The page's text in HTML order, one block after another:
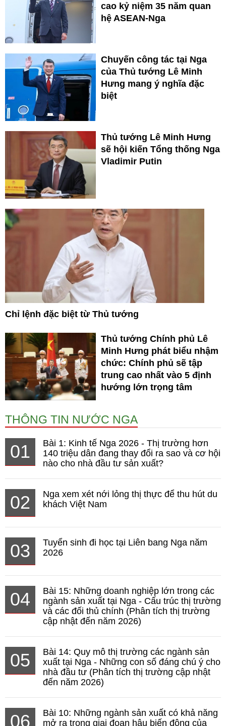
cao kỷ niệm 35 năm quan
hệ ASEAN-Nga
Chuyến công tác tại Nga
của Thủ tướng Lê Minh
Hưng mang ý nghĩa đặc
biệt
Thủ tướng Lê Minh Hưng
sẽ hội kiến Tổng thống Nga
Vladimir Putin
Chỉ lệnh đặc biệt từ Thủ tướng
Thủ tướng Chính phủ Lê
Minh Hưng phát biểu nhậm
chức: Chính phủ sẽ tập
trung cao nhất vào 5 định
hướng lớn trọng tâm
THÔNG TIN NƯỚC NGA
01
Bài 1: Kinh tế Nga 2026 - Thị trường hơn
140 triệu dân đang thay đổi ra sao và cơ hội
nào cho nhà đầu tư sản xuất?
02
Nga xem xét nới lỏng thị thực để thu hút du
khách Việt Nam
03
Tuyển sinh đi học tại Liên bang Nga năm
2026
04
Bài 15: Những doanh nghiệp lớn trong các
ngành sản xuất tại Nga - Cấu trúc thị trường
và các đối thủ chính (Phân tích thị trường
cập nhật đến năm 2026)
05
Bài 14: Quy mô thị trường các ngành sản
xuất tại Nga - Những con số đáng chú ý cho
nhà đầu tư (Phân tích thị trường cập nhật
đến năm 2026)
06
Bài 10: Những ngành sản xuất có khả năng
mở ra trong giai đoạn hậu biến động của